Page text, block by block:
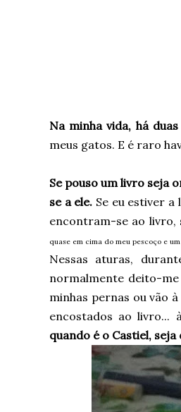
Na minha vida, há
meus gatos. E é raro
Se pouso um livro seja
se a ele. Se eu estiver a
encontram-se ao livro,
quase em cima do meu pescoço e
Nessas aturas,
normalmente deito-
minhas pernas ou vão
encostados ao livro...
quando é o Castiel,